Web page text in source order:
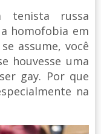
tenista russa
homofobia em
assume, você
houvesse uma
gay. Por que
na